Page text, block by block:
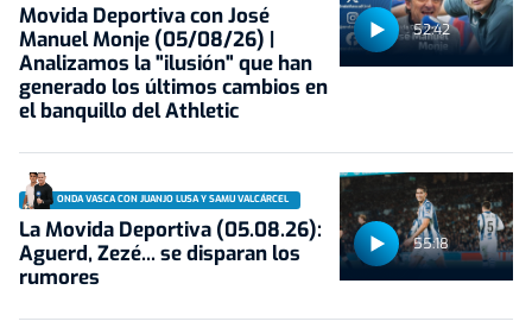
52:42
Movida Deportiva con José
Manuel Monje (05/08/26) |
Analizamos la "ilusión" que han
generado los últimos cambios en
el banquillo del Athletic
55:18
ONDA VASCA CON JUANJO LUSA Y SAMU VALCÁRCEL
La Movida Deportiva (05.08.26):
Aguerd, Zezé... se disparan los
rumores